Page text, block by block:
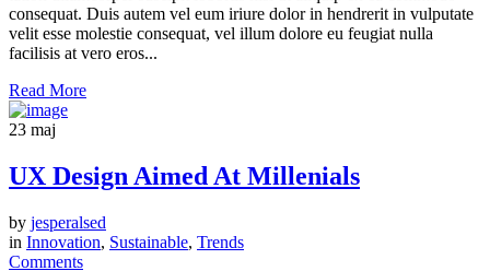
consequat. Duis autem vel eum iriure dolor in hendrerit in vulputate
velit esse molestie consequat, vel illum dolore eu feugiat nulla
facilisis at vero eros...
Read More
23 maj
UX Design Aimed At Millenials
by jesperalsed
in Innovation, Sustainable, Trends
Comments